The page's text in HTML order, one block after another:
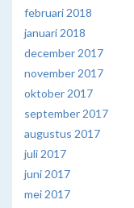
februari 2018
januari 2018
december 2017
november 2017
oktober 2017
september 2017
augustus 2017
juli 2017
juni 2017
mei 2017